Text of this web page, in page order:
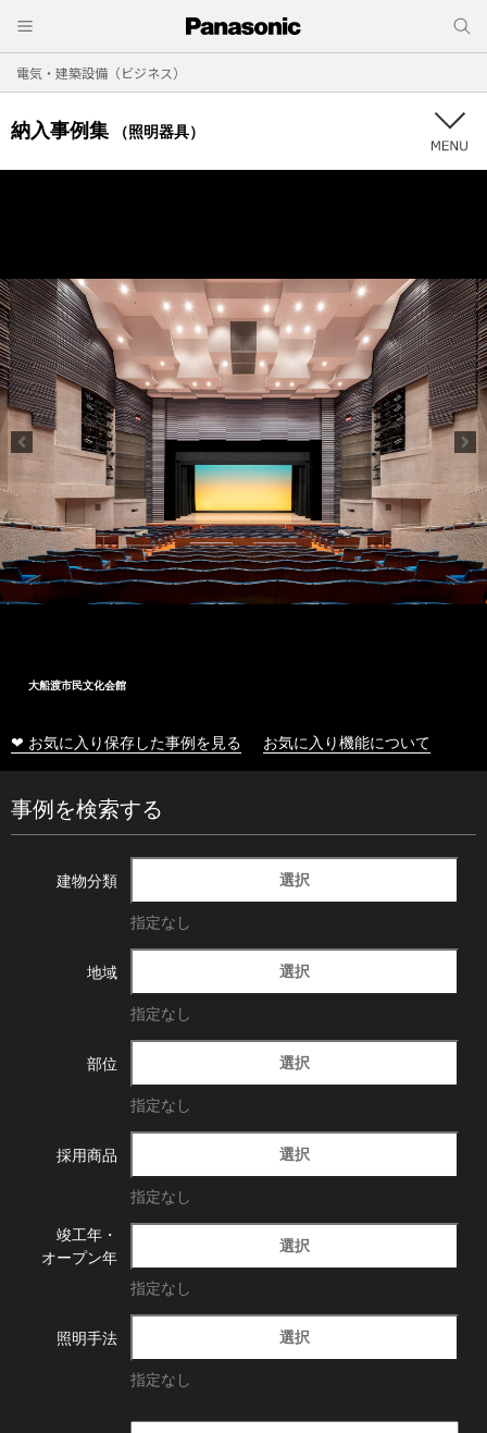
電気・建築設備（ビジネス）
納入事例集 （照明器具）
大船渡市民文化会館
❤ お気に入り保存した事例を見る お気に入り機能について
事例を検索する
建物分類 選択
指定なし
地域 選択
指定なし
部位 選択
指定なし
採用商品 選択
指定なし
竣工年・
オープン年
選択
指定なし
照明手法 選択
指定なし